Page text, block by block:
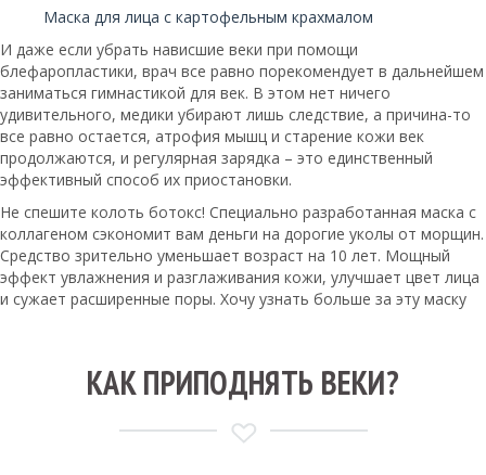
Маска для лица с картофельным крахмалом
И даже если убрать нависшие веки при помощи
блефаропластики, врач все равно порекомендует в дальнейшем
заниматься гимнастикой для век. В этом нет ничего
удивительного, медики убирают лишь следствие, а причина-то
все равно остается, атрофия мышц и старение кожи век
продолжаются, и регулярная зарядка – это единственный
эффективный способ их приостановки.
Не спешите колоть ботокс! Специально разработанная маска с
коллагеном сэкономит вам деньги на дорогие уколы от морщин.
Средство зрительно уменьшает возраст на 10 лет. Мощный
эффект увлажнения и разглаживания кожи, улучшает цвет лица
и сужает расширенные поры. Хочу узнать больше за эту маску
КАК ПРИПОДНЯТЬ ВЕКИ?